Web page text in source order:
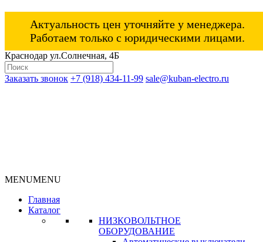
Актуальность цен уточняйте у менеджера.
Работаем только с юридическими лицами.
Краснодар ул.Солнечная, 4Б
Заказать звонок +7 (918) 434-11-99 sale@kuban-electro.ru
MENUMENU
Главная
Каталог
НИЗКОВОЛЬТНОЕ
ОБОРУДОВАНИЕ